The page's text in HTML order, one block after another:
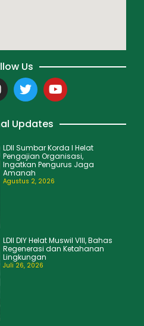
Us
Updates
LDII Sumbar Korda I Helat
Pengajian Organisasi,
Ingatkan Pengurus Jaga
Amanah
Agustus 2, 2026
LDII DIY Helat Muswil VIII, Bahas
Regenerasi dan Ketahanan
Lingkungan
Juli 26, 2026